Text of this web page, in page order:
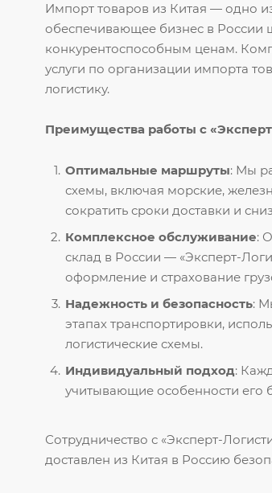
Импорт товаров из Китая — одно
обеспечивающее бизнес в
конкурентоспособным ценам.
услуги по организации импорта
логистику.
Преимущества работы с
Оптимальные маршруты: Мы
схемы, включая морские,
сократить сроки доставки и
Комплексное обслуживание:
склад в России — «Эксперт-
оформление и страхование
Надежность и безопасность:
этапах транспортировки,
логистические схемы.
Индивидуальный подход:
учитывающие особенности его
Сотрудничество с «Эксперт-
доставлен из Китая в Россию